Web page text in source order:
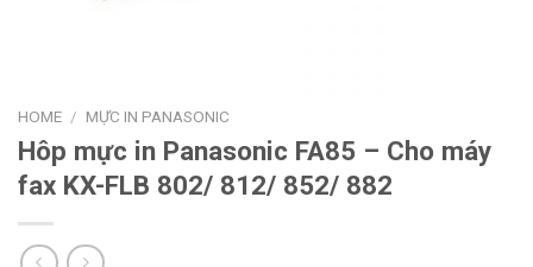
HOME / MỰC IN PANASONIC
Hôp mực in Panasonic FA85 – Cho máy
fax KX-FLB 802/ 812/ 852/ 882